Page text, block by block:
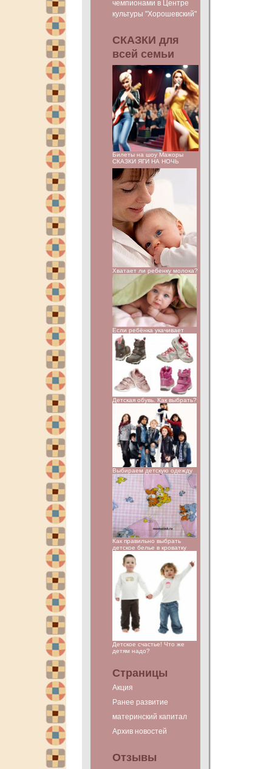
чемпионами в Центре
культуры "Хорошевский"
СКАЗКИ для
всей семьи
Билеты на шоу Мажоры
СКАЗКИ ЯГИ НА НОЧЬ
Хватает ли ребенку молока?
Если ребёнка укачивает
Детская обувь. Как выбрать?
Выбираем детскую одежду
Как правильно выбрать
детское белье в кроватку
Детское счастье! Что же
детям надо?
Страницы
Акция
Ранее развитие
материнский капитал
Архив новостей
Отзывы